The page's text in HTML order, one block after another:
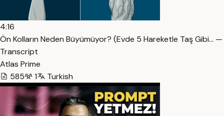
4:16
Ön Kolların Neden Büyümüyor? (Evde 5 Hareketle Taş Gibi… —
Transcript
Atlas Prime
585
1 Turkish